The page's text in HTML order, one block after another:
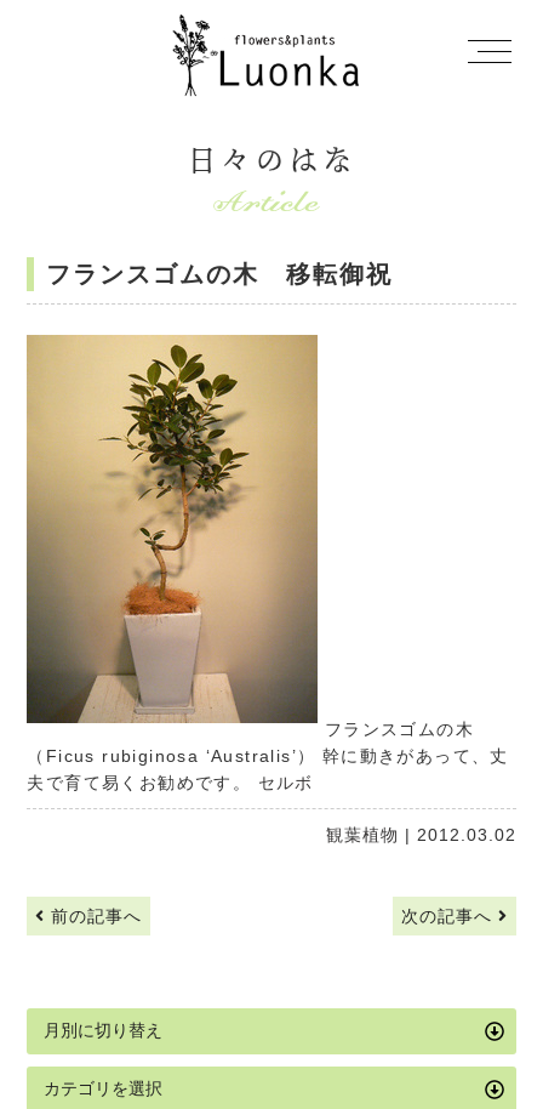
日々のはな
フランスゴムの木 移転御祝
フランスゴムの木
（Ficus rubiginosa ‘Australis’） 幹に動きがあって、丈
夫で育て易くお勧めです。 セルボ
観葉植物 | 2012.03.02
前の記事へ 次の記事へ